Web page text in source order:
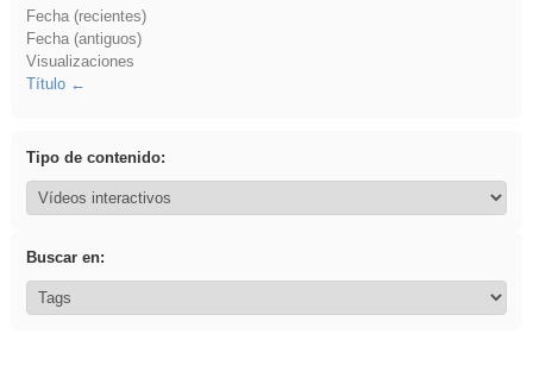
Fecha (recientes)
Fecha (antiguos)
Visualizaciones
Título
Tipo de contenido:
Buscar en: